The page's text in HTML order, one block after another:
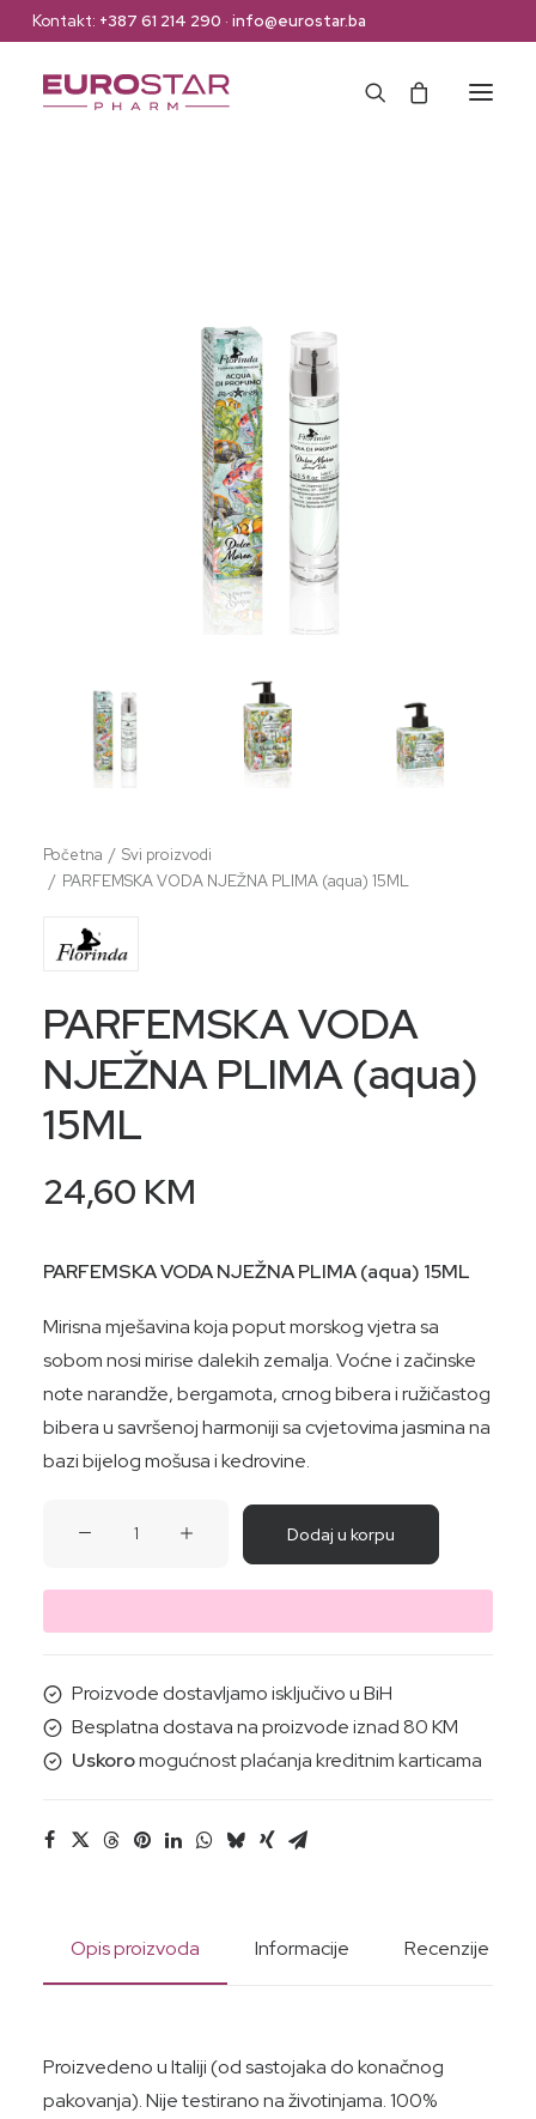
Kontakt: +387 61 214 290 · info@eurostar.ba
Početna
Svi proizvodi
PARFEMSKA VODA NJEŽNA PLIMA (aqua) 15ML
PARFEMSKA VODA
NJEŽNA PLIMA (aqua)
15ML
24,60 KM
PARFEMSKA VODA NJEŽNA PLIMA (aqua) 15ML
Mirisna mješavina koja poput morskog vjetra sa
sobom nosi mirise dalekih zemalja. Voćne i začinske
note narandže, bergamota, crnog bibera i ružičastog
bibera u savršenoj harmoniji sa cvjetovima jasmina na
bazi bijelog mošusa i kedrovine.
15ML
količina
Dodaj u korpu
Proizvode dostavljamo isključivo u BiH
Besplatna dostava na proizvode iznad 80 KM
Uskoromogućnost plaćanja kreditnim karticama
Opis proizvoda Informacije Recenzije
Proizvedeno u Italiji (od sastojaka do konačnog
pakovanja). Nije testirano na životinjama. 100%